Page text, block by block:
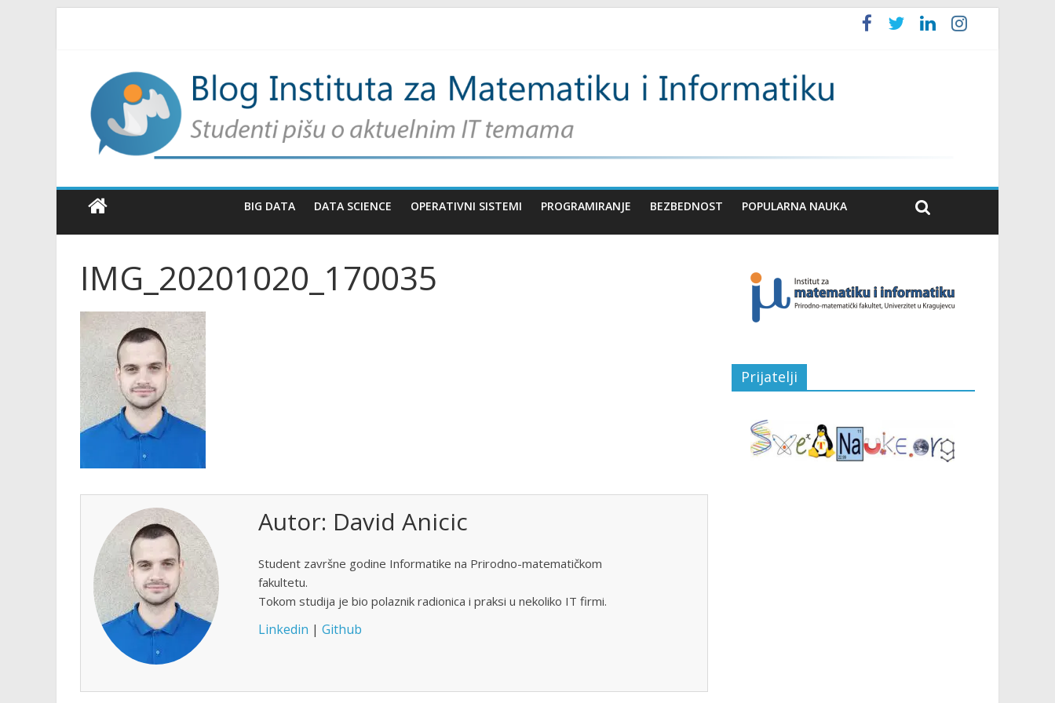
BIG DATA DATA SCIENCE OPERATIVNI SISTEMI PROGRAMIRANJE BEZBEDNOST POPULARNA NAUKA
IMG_20201020_170035
Autor: David Anicic
Student završne godine Informatike na Prirodno-matematičkom
fakultetu.
Tokom studija je bio polaznik radionica i praksi u nekoliko IT firmi.
Linkedin | Github
Prijatelji